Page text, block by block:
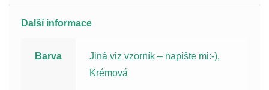
Další informace
Barva
Jiná viz vzorník – napište mi:-),
Krémová